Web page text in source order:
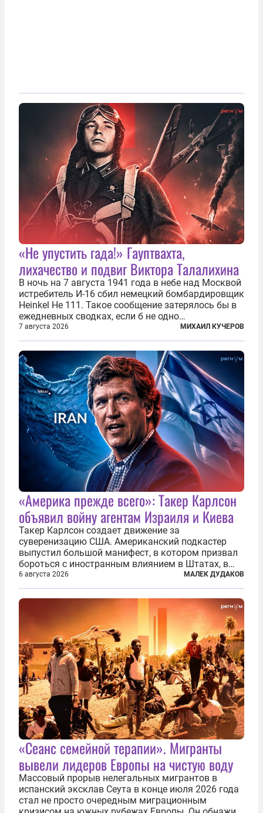
«Не упустить гада!» Гауптвахта,
лихачество и подвиг Виктора Талалихина
В ночь на 7 августа 1941 года в небе над Москвой
истребитель И-16 сбил немецкий бомбардировщик
Heinkel He 111. Такое сообщение затерялось бы в
ежедневных сводках, если б не одно
обстоятельство. Это был один из первых в
истории отечественной авиации ночных таранов.
У пилота — младшего лейтенанта...
7 августа 2026 МИХАИЛ КУЧЕРОВ
«Америка прежде всего»: Такер Карлсон
объявил войну агентам Израиля и Киева
Такер Карлсон создает движение за
суверенизацию США. Американский подкастер
выпустил большой манифест, в котором призвал
бороться с иностранным влиянием в Штатах, в
первую очередь имея в виду Израиль. А также
прекратить заморские войны, выплатить
репарации Ирану, остановить прием мигрантов...
6 августа 2026 МАЛЕК ДУДАКОВ
«Сеанс семейной терапии». Мигранты
вывели лидеров Европы на чистую воду
Массовый прорыв нелегальных мигрантов в
испанский эксклав Сеута в конце июля 2026 года
стал не просто очередным миграционным